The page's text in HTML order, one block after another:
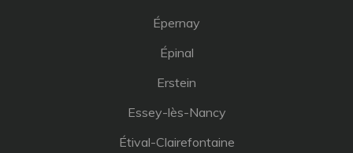
Épernay
Épinal
Erstein
Essey-lès-Nancy
Étival-Clairefontaine